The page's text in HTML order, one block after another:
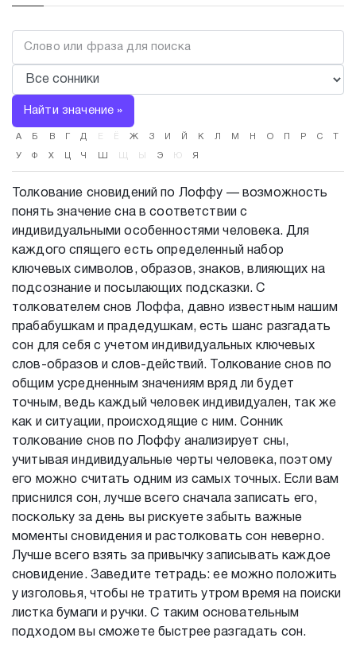
Найти значение »
А Б В Д Е Ё Ж З И Й К Л М Н О Р С
У Ф Х Ц Ч Ш Щ Ы Э Ю Я
Толкование сновидений по Лоффу — возможность
понять значение сна в соответствии с
индивидуальными особенностями человека. Для
каждого спящего есть определенный набор
ключевых символов, образов, знаков, влияющих на
подсознание и посылающих подсказки. С
толкователем снов Лоффа, давно известным нашим
прабабушкам и прадедушкам, есть шанс разгадать
сон для себя с учетом индивидуальных ключевых
слов-образов и слов-действий. Толкование снов по
общим усредненным значениям вряд ли будет
точным, ведь каждый человек индивидуален, так же
как и ситуации, происходящие с ним. Сонник
толкование снов по Лоффу анализирует сны,
учитывая индивидуальные черты человека, поэтому
его можно считать одним из самых точных. Если вам
приснился сон, лучше всего сначала записать его,
поскольку за день вы рискуете забыть важные
моменты сновидения и растолковать сон неверно.
Лучше всего взять за привычку записывать каждое
сновидение. Заведите тетрадь: ее можно положить
у изголовья, чтобы не тратить утром время на поиски
листка бумаги и ручки. С таким основательным
подходом вы сможете быстрее разгадать сон.